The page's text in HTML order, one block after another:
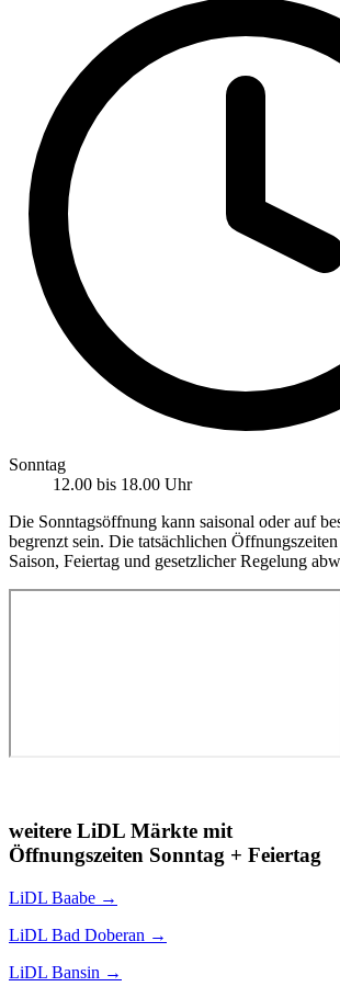
Sonntag
12.00 bis 18.00 Uhr
Die Sonntagsöffnung kann saisonal oder auf
begrenzt sein. Die tatsächlichen
Saison, Feiertag und gesetzlicher Regelung
weitere LiDL Märkte mit
Öffnungszeiten Sonntag + Feiertag
LiDL Baabe →
LiDL Bad Doberan →
LiDL Bansin →